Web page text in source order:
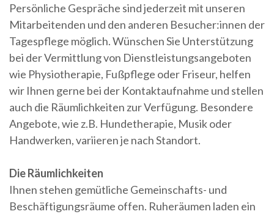
Persönliche Gespräche sind jederzeit mit unseren
Mitarbeitenden und den anderen Besucher:innen der
Tagespflege möglich. Wünschen Sie Unterstützung
bei der Vermittlung von Dienstleistungsangeboten
wie Physiotherapie, Fußpflege oder Friseur, helfen
wir Ihnen gerne bei der Kontaktaufnahme und stellen
auch die Räumlichkeiten zur Verfügung. Besondere
Angebote, wie z.B. Hundetherapie, Musik oder
Handwerken, variieren je nach Standort.
Die Räumlichkeiten
Ihnen stehen gemütliche Gemeinschafts- und
Beschäftigungsräume offen. Ruheräumen laden ein